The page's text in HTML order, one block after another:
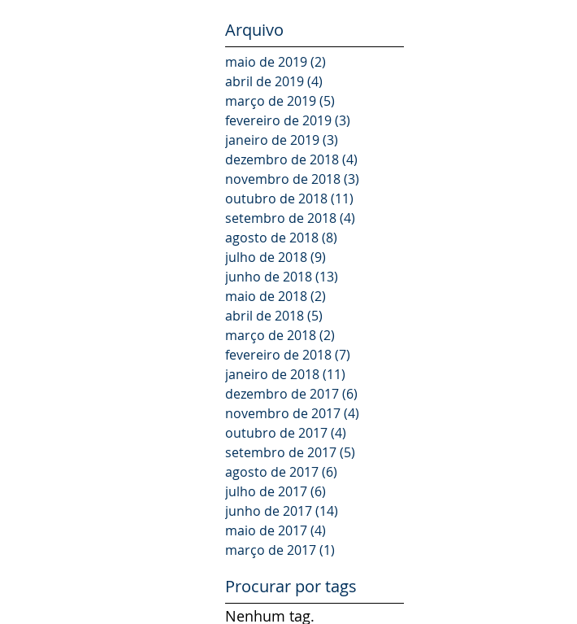
GRANPAL
Arquivo
maio de 2019(2)
abril de 2019(4)
março de 2019(5)
fevereiro de 2019(3)
janeiro de 2019(3)
dezembro de 2018(4)
novembro de 2018(3)
outubro de 2018(11)
setembro de 2018(4)
agosto de 2018(8)
julho de 2018(9)
junho de 2018(13)
maio de 2018(2)
abril de 2018(5)
março de 2018(2)
fevereiro de 2018(7)
janeiro de 2018(11)
dezembro de 2017(6)
novembro de 2017(4)
outubro de 2017(4)
setembro de 2017(5)
agosto de 2017(6)
julho de 2017(6)
junho de 2017(14)
maio de 2017(4)
março de 2017(1)
Procurar por tags
Nenhum tag.